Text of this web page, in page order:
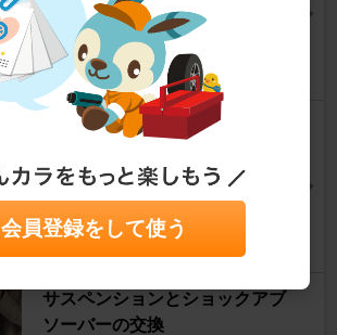
ジムニー [JB23W]
暇人23号さん
17
0
リアショック交換
戸田沢さん
10
0
サスペンションとショックアブ
ソーバーの交換
会員登録をして使う